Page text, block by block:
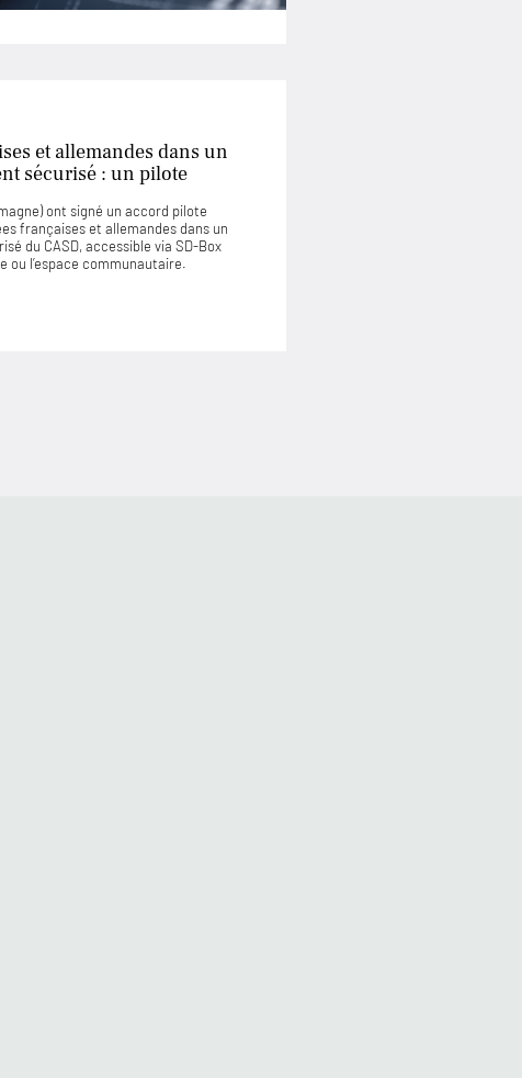
et allemandes dans un
sécurisé : un pilote
ont signé un accord pilote
françaises et allemandes dans un
du CASD, accessible via SD-Box
ou l’espace communautaire.